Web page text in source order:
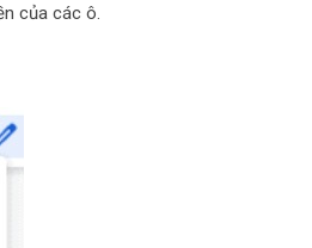
của các ô.